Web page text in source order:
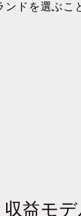
ンドを選ぶこ
益モ